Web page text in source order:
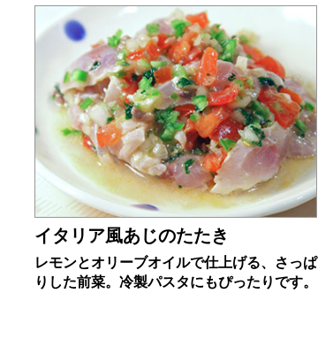
イタリア風あじのたたき
レモンとオリーブオイルで仕上げる、さっぱ
りした前菜。冷製パスタにもぴったりです。